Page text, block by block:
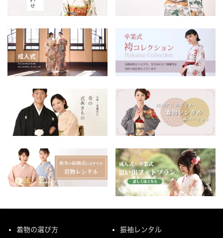
着物の選び方
振袖レンタル